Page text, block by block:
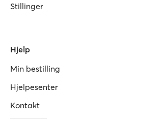
Stillinger
Hjelp
Min bestilling
Hjelpesenter
Kontakt